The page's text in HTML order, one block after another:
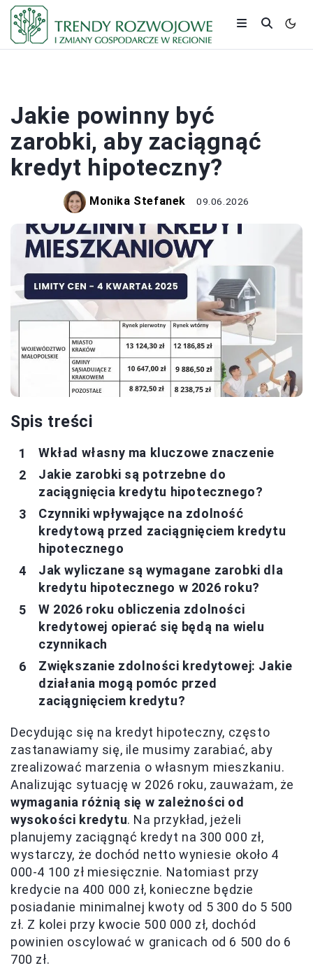
Jakie powinny być
zarobki, aby zaciągnąć
kredyt hipoteczny?
Monika Stefanek 09.06.2026
Spis treści
Wkład własny ma kluczowe znaczenie
Jakie zarobki są potrzebne do
zaciągnięcia kredytu hipotecznego?
Czynniki wpływające na zdolność
kredytową przed zaciągnięciem kredytu
hipotecznego
Jak wyliczane są wymagane zarobki dla
kredytu hipotecznego w 2026 roku?
W 2026 roku obliczenia zdolności
kredytowej opierać się będą na wielu
czynnikach
Zwiększanie zdolności kredytowej: Jakie
działania mogą pomóc przed
zaciągnięciem kredytu?
Decydując się na kredyt hipoteczny, często
zastanawiamy się, ile musimy zarabiać, aby
zrealizować marzenia o własnym mieszkaniu.
Analizując sytuację w 2026 roku, zauważam, że
wymagania różnią się w zależności od
wysokości kredytu. Na przykład, jeżeli
planujemy zaciągnąć kredyt na 300 000 zł,
wystarczy, że dochód netto wyniesie około 4
000-4 100 zł miesięcznie. Natomiast przy
kredycie na 400 000 zł, konieczne będzie
posiadanie minimalnej kwoty od 5 300 do 5 500
zł. Z kolei przy kwocie 500 000 zł, dochód
powinien oscylować w granicach od 6 500 do 6
700 zł.